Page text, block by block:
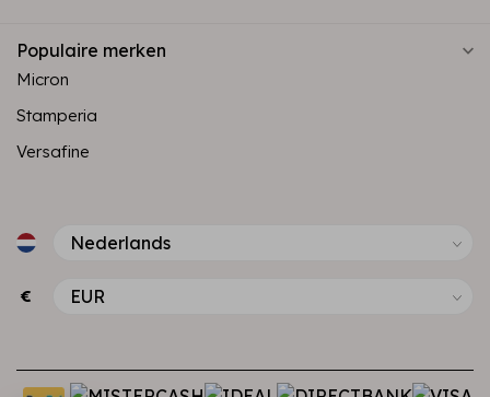
Populaire merken
Micron
Stamperia
Versafine
€